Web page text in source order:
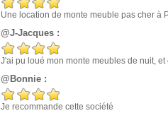
Une location de monte meuble pas cher à
@J-Jacques :
J'ai pu loué mon monte meubles de nuit,
@Bonnie :
Je recommande cette société